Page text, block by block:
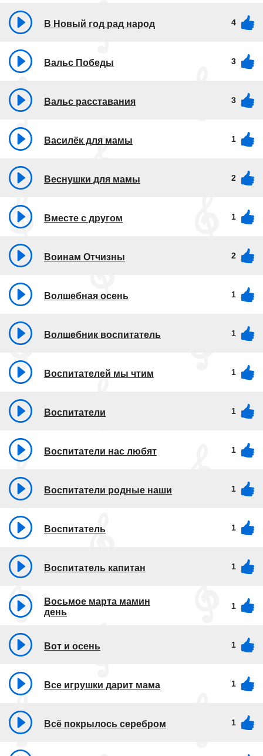
В Новый год рад народ 4
Вальс Победы 3
Вальс расставания 3
Василёк для мамы 1
Веснушки для мамы 2
Вместе с другом 1
Воинам Отчизны 2
Волшебная осень 1
Волшебник воспитатель 1
Воспитателей мы чтим 1
Воспитатели 1
Воспитатели нас любят 1
Воспитатели родные наши 1
Воспитатель 1
Воспитатель капитан 1
Восьмое марта мамин
день
1
Вот и осень 1
Все игрушки дарит мама 1
Всё покрылось серебром 1